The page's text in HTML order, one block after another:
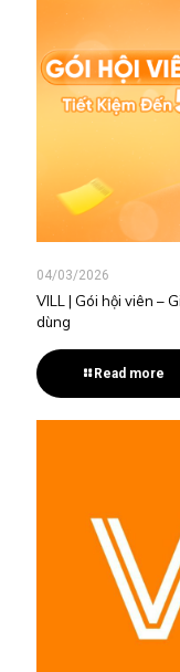
04/03/2026
VILL | Gói hội viên –
dùng
Read more